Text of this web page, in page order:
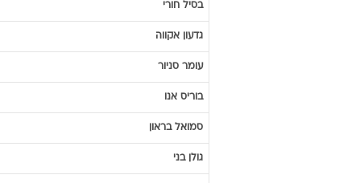
בסיל חורי
גדעון אקווה
עומר סניור
בוריס אנו
סמואל בראון
גולן בני